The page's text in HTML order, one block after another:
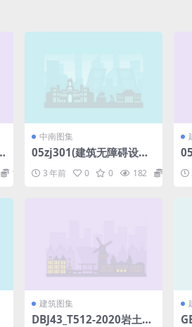
1.98
中南图集
05zj301(建筑无障碍设
3 年前 0 0 182 1.98
建筑图集
DBJ43_T512-2020岩土工